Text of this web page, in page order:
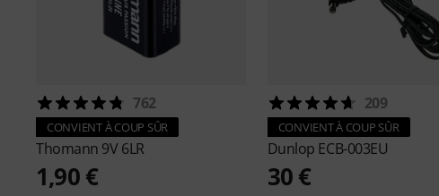
762
CONVIENT À COUP SÛR
Thomann 9V 6LR
1,90 €
209
CONVIENT À COUP SÛR
Dunlop ECB-003EU
30 €